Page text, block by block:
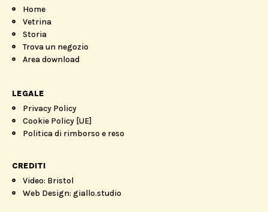
Home
Vetrina
Storia
Trova un negozio
Area download
LEGALE
Privacy Policy
Cookie Policy [UE]
Politica di rimborso e reso
CREDITI
Video: Bristol
Web Design: giallo.studio